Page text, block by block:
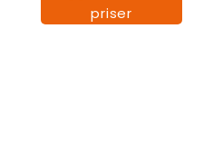
priser